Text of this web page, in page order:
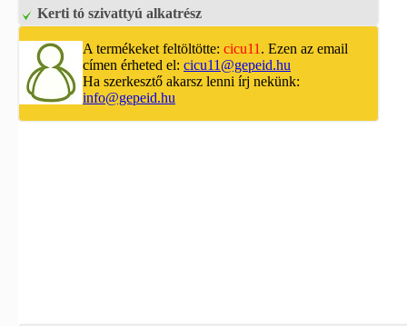
Kerti tó szivattyú alkatrész
A termékeket feltöltötte: cicu11 . Ezen az email
címen érheted el: cicu11@gepeid.hu
Ha szerkesztő akarsz lenni írj nekünk:
info@gepeid.hu